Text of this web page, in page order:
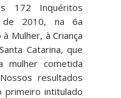
172 Inquéritos
de 2010, na 6a
Mulher, à Criança
Catarina, que
mulher cometida
resultados
intitulado